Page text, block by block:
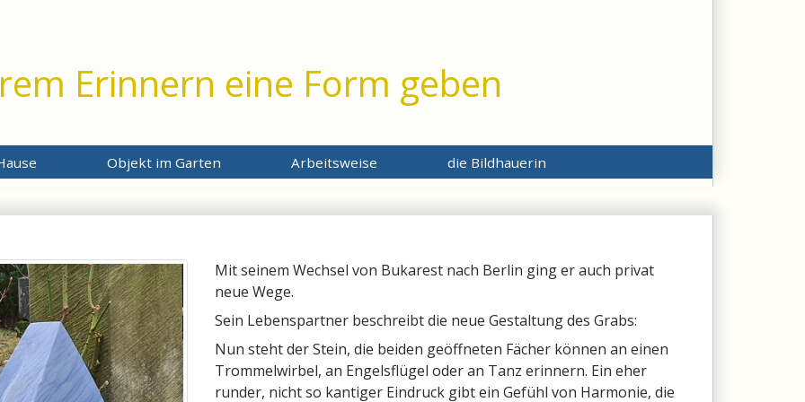
Erinnern eine Form geben
Objekt im Garten Arbeitsweise die Bildhauerin
Mit seinem Wechsel von Bukarest nach Berlin ging er auch privat
neue Wege.
Sein Lebenspartner beschreibt die neue Gestaltung des Grabs:
Nun steht der Stein, die beiden geöffneten Fächer können an einen
Trommelwirbel, an Engelsflügel oder an Tanz erinnern. Ein eher
runder, nicht so kantiger Eindruck gibt ein Gefühl von Harmonie, die